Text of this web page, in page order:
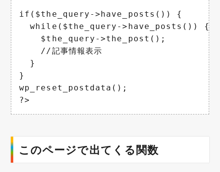
if($the_query->have_posts()) {
  while($the_query->have_posts()) {
    $the_query->the_post();
    //記事情報表示
  }
}
wp_reset_postdata();
?>
このページで出てくる関数